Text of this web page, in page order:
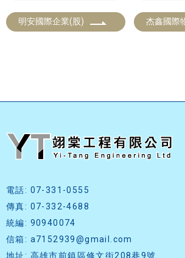
明安國際企業(股) 杰鑫國際
電話: 07-331-0555
傳真: 07-332-4688
統編: 90940074
信箱: a7152939@gmail.com
地址: 高雄市前鎮區修文街208巷9號